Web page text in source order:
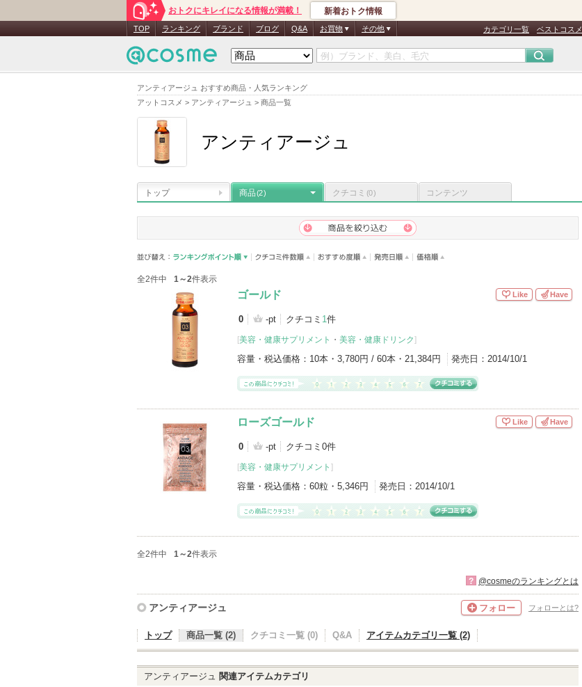
アンティアージュ おすすめ商品・人気ランキング
アットコスメ > アンティアージュ > 商品一覧
おトクにキレイになる情報が満載！ 新着おトク情報
TOP ランキング ブランド ブログ Q&A お買物 その他 カテゴリ一覧 ベストコスメ
アンティアージュ
トップ 商品(2) クチコミ (0) コンテンツ
全2件中 1～2件表示
ゴールド
0 -pt クチコミ 1件
[美容・健康サプリメント ・ 美容・健康ドリンク]
容量・税込価格： 10本・3,780円 / 60本・21,384円 発売日： 2014/10/1
Like Have
ローズゴールド
0 -pt クチコミ0件
[美容・健康サプリメント ]
容量・税込価格： 60粒・5,346円 発売日： 2014/10/1
Like Have
全2件中 1～2件表示
? @cosmeのランキングとは
アンティアージュ フォロー フォローとは?
トップ 商品一覧 (2) クチコミ一覧 (0) Q&A アイテムカテゴリ一覧 (2)
アンティアージュ 関連アイテムカテゴリ